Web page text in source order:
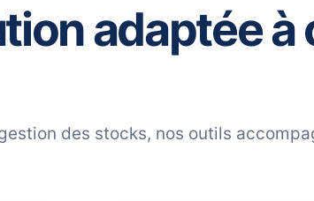
adaptée à
des stocks, nos outils